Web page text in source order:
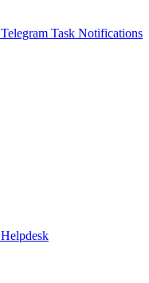
Telegram Task Notifications
Helpdesk